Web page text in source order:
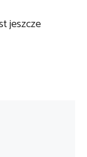
jeszcze